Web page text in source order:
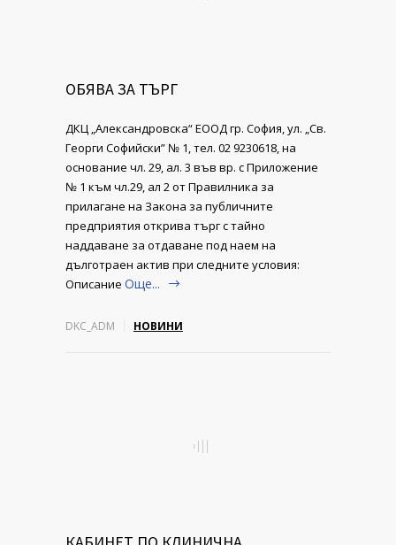
ОБЯВА ЗА ТЪРГ
ДКЦ „Александровска“ ЕООД гр. София, ул. „Св.
Георги Софийски” № 1, тел. 02 9230618, на
основание чл. 29, ал. 3 във вр. с Приложение
№ 1 към чл.29, ал 2 от Правилника за
прилагане на Закона за публичните
предприятия открива търг с тайно
наддаване за отдаване под наем на
дълготраен актив при следните условия:
Описание Още...
DKC_ADM НОВИНИ